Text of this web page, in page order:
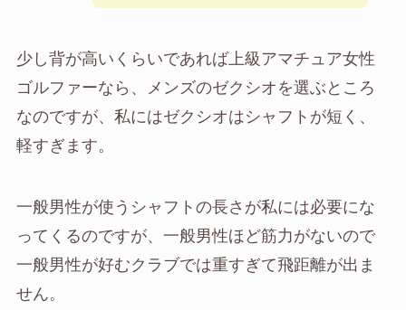
少し背が高いくらいであれば上級アマチュア女性
ゴルファーなら、メンズのゼクシオを選ぶところ
なのですが、私にはゼクシオはシャフトが短く、
軽すぎます。
一般男性が使うシャフトの長さが私には必要にな
ってくるのですが、一般男性ほど筋力がないので
一般男性が好むクラブでは重すぎて飛距離が出ま
せん。